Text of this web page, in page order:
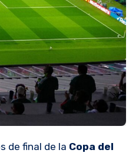
de final de la Copa del